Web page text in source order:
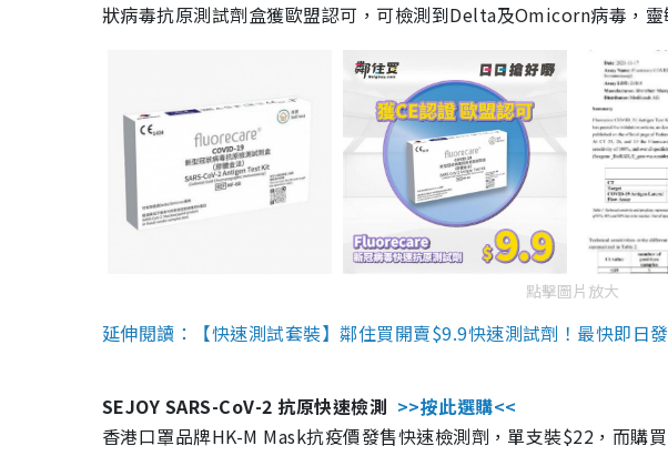
狀病毒抗原測試劑盒獲歐盟認可，可檢測到Delta及Omicorn病毒，
點擊圖片放大
延伸閱讀：【快速測試套裝】鄰住買開賣$9.9快速測試劑！最快即日
SEJOY SARS-CoV-2 抗原快速檢測 >>按此選購<<
香港口罩品牌HK-M Mask抗疫價發售快速檢測劑，單支裝$22，而購